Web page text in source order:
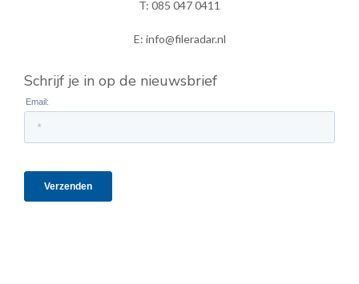
T: 085 047 0411
E: info@fileradar.nl
Schrijf je in op de nieuwsbrief